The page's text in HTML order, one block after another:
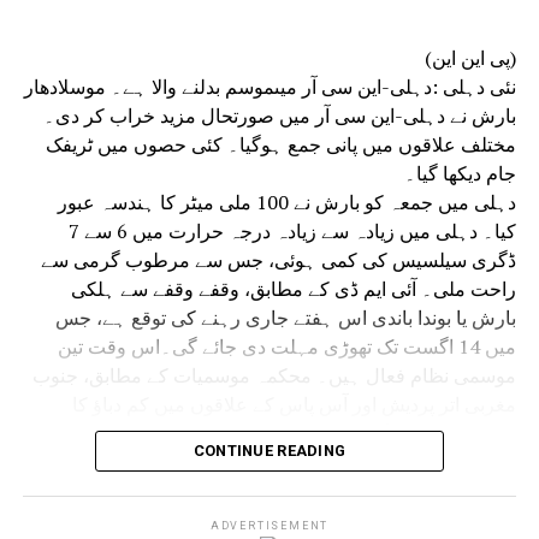
تقریبات کو ہموار اور واقعات سے پاک کرنے کو یقینی بنانے پر
زور دیا گیا۔
(پی این این)
نئی دہلی :دہلی-این سی آر میںموسم بدلنے والا ہے۔ موسلادھار
بارش نے دہلی-این سی آر میں صورتحال مزید خراب کر دی۔
مختلف علاقوں میں پانی جمع ہوگیا۔ کئی حصوں میں ٹریفک
جام دیکھا گیا۔
دہلی میں جمعہ کو بارش نے 100 ملی میٹر کا ہندسہ عبور
کیا۔ دہلی میں زیادہ سے زیادہ درجہ حرارت میں 6 سے 7
ڈگری سیلسیس کی کمی ہوئی، جس سے مرطوب گرمی سے
راحت ملی۔ آئی ایم ڈی کے مطابق، وقفے وقفے سے ہلکی
بارش یا بوندا باندی اس ہفتے جاری رہنے کی توقع ہے، جس
میں 14 اگست تک تھوڑی مہلت دی جائے گی۔اس وقت تین
موسمی نظام فعال ہیں۔ محکمہ موسمیات کے مطابق، جنوب
علاقہ کمزور ہوگیا ہے، لیکن اس سے منسلک سائیکلونک
سرکولیشن اب شمال مشرقی راجستھان اور آس پاس کے
علاقوں میں سرگرم ہے۔ مانسون کی گرت دہلی، سدھی اور
دیگھا سے بھی گزر رہی ہے، جو مشرقی وسطی خلیج بنگال تک
CONTINUE READING
ADVERTISEMENT